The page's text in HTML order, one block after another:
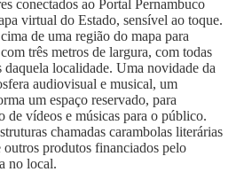
conectados ao Portal Pernambuco
virtual do Estado, sensível ao toque.
de uma região do mapa para
três metros de largura, com todas
daquela localidade. Uma novidade da
audiovisual e musical, um
um espaço reservado, para
de vídeos e músicas para o público.
chamadas carambolas literárias
produtos financiados pelo
no local.